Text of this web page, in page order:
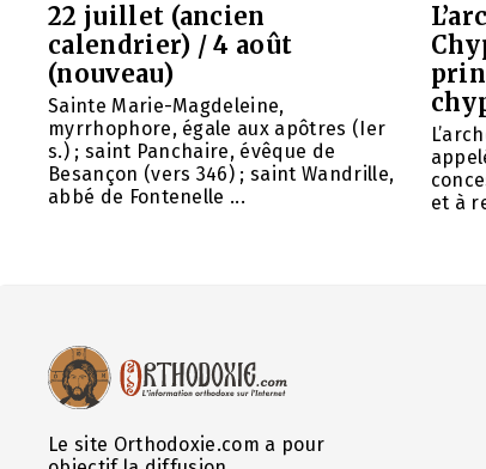
22 juillet (ancien
calendrier) / 4 août
(nouveau)
Sainte Marie-Magdeleine,
myrrhophore, égale aux apôtres (Ier
s.) ; saint Panchaire, évêque de
Besançon (vers 346) ; saint Wandrille,
abbé de Fontenelle ...
et à
Le site Orthodoxie.com a pour